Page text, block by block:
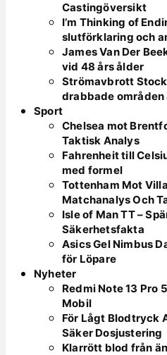
Castingöversikt
I’m Thinking of
slutförklaring och
James Van Der
vid 48 års ålder
Strömavbrott
drabbade områden
Sport
Chelsea mot
Taktisk Analys
Fahrenheit till
med formel
Tottenham Mot
Matchanalys Och
Isle of Man TT –
Säkerhetsfakta
Asics Gel Nimbus
för Löpare
Nyheter
Redmi Note 13 Pro
Mobil
För Lågt Blodtryck
Säker Dosjustering
Klarrött blod från